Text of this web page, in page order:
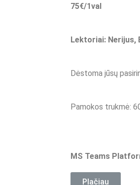
75€/1val
Lektoriai: Nerijus,
Dėstoma jūsų
Pamokos trukmė:
MS Teams
Plačiau